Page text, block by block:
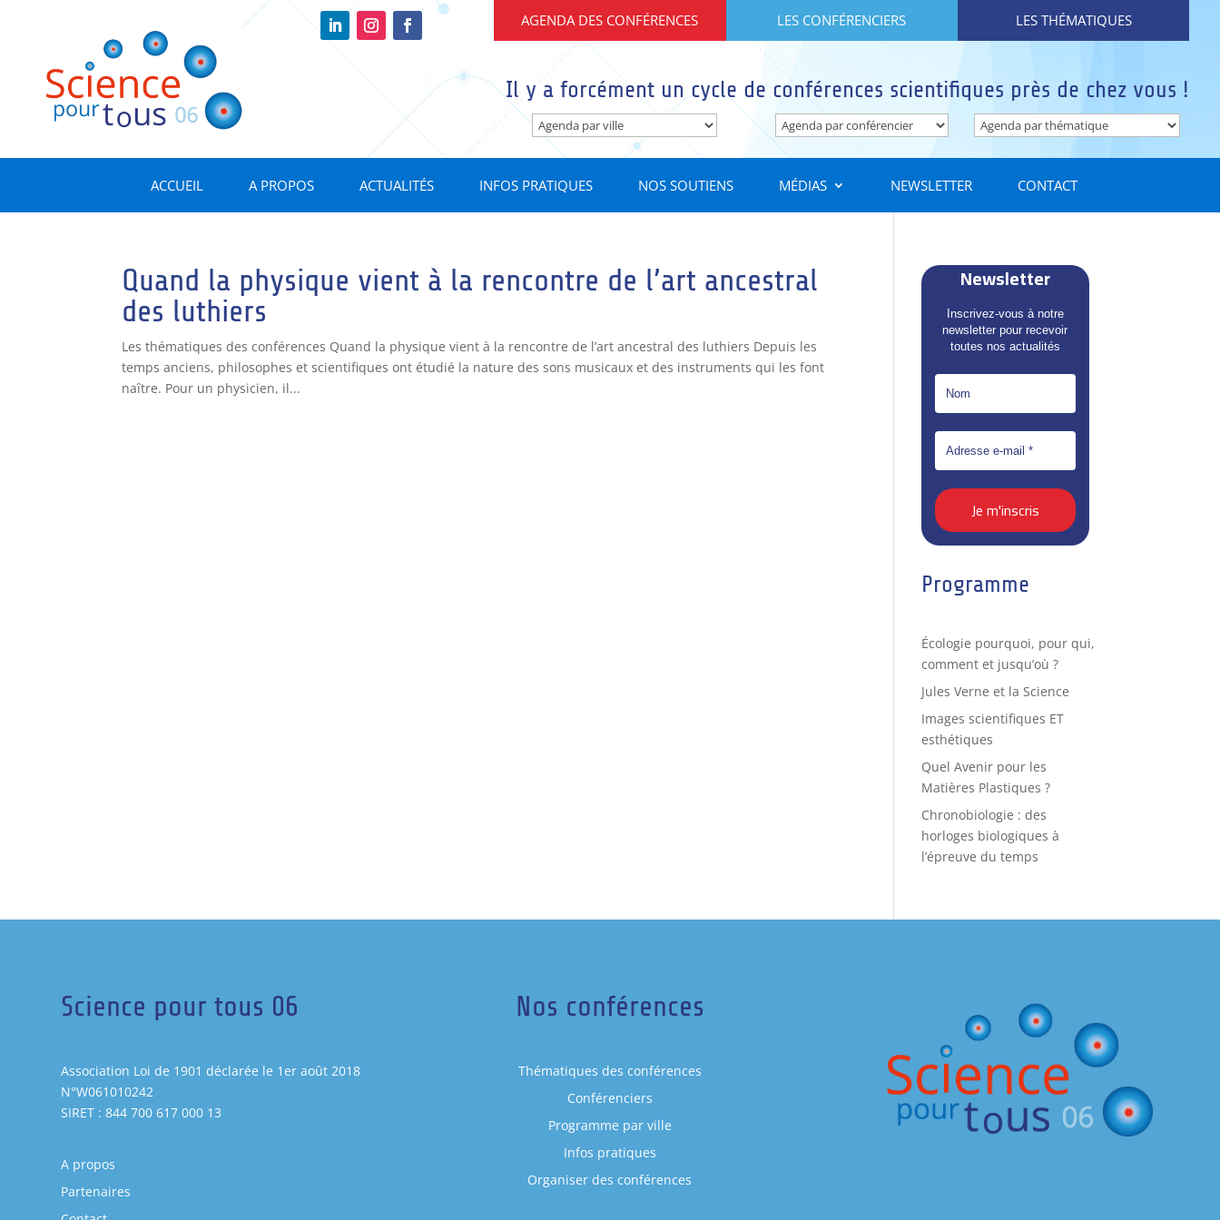
AGENDA DES CONFÉRENCES LES CONFÉRENCIERS LES THÉMATIQUES
Il y a forcément un cycle de conférences scientifiques près de chez vous !
ACCUEIL A PROPOS ACTUALITÉS INFOS PRATIQUES NOS SOUTIENS MÉDIAS NEWSLETTER CONTACT
Quand la physique vient à la rencontre de l’art ancestral
des luthiers
Les thématiques des conférences Quand la physique vient à la rencontre de l’art ancestral des luthiers Depuis les
temps anciens, philosophes et scientifiques ont étudié la nature des sons musicaux et des instruments qui les font
naître. Pour un physicien, il...
Newsletter
Inscrivez-vous à notre
newsletter pour recevoir
toutes nos actualités
Programme
Écologie pourquoi, pour qui,
comment et jusqu’où ?
Jules Verne et la Science
Images scientifiques ET
esthétiques
Quel Avenir pour les
Matières Plastiques ?
Chronobiologie : des
horloges biologiques à
l’épreuve du temps
Science pour tous 06
Association Loi de 1901 déclarée le 1er août 2018
N°W061010242
SIRET : 844 700 617 000 13
A propos
Partenaires
Nos conférences
Thématiques des conférences
Conférenciers
Programme par ville
Infos pratiques
Organiser des conférences